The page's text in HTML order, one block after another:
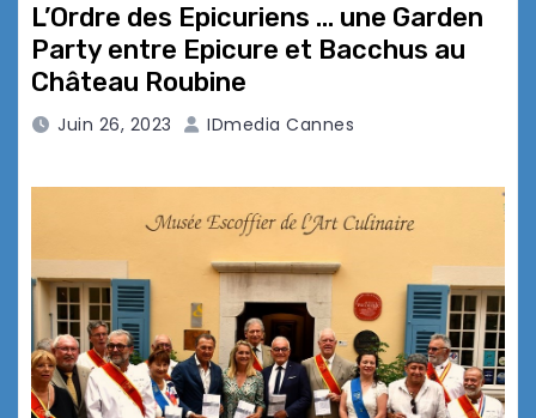
L’Ordre des Epicuriens … une Garden
Party entre Epicure et Bacchus au
Château Roubine
Juin 26, 2023 IDmedia Cannes